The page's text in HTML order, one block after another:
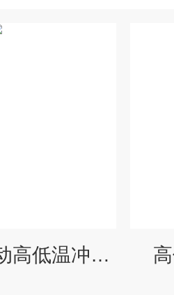
提篮式左右移动高低温冲击箱